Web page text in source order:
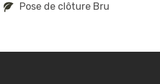
Pose de clôture Bru